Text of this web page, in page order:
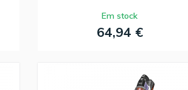
Em stock
64,94 €